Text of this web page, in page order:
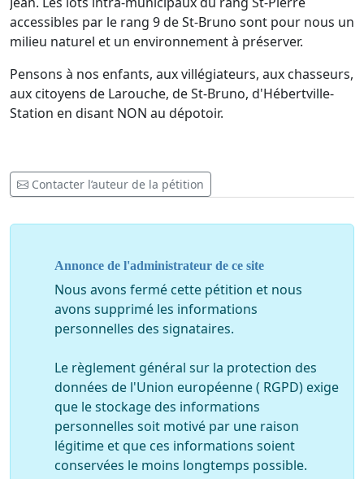
accessibles par le rang 9 de St-Bruno sont pour nous un
milieu naturel et un environnement à préserver.
Pensons à nos enfants, aux villégiateurs, aux chasseurs,
aux citoyens de Larouche, de St-Bruno, d'Hébertville-
Station en disant NON au dépotoir.
Contacter l’auteur de la pétition
Annonce de l'administrateur de ce site
Nous avons fermé cette pétition et nous
avons supprimé les informations
personnelles des signataires.
Le règlement général sur la protection des
données de l'Union européenne ( RGPD) exige
que le stockage des informations
personnelles soit motivé par une raison
légitime et que ces informations soient
conservées le moins longtemps possible.